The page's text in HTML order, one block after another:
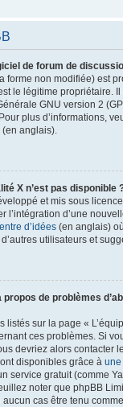
de forum de
forme non modifiée) est
le légitime propriétaire.
GNU version 2
plus d’informations,
(en anglais).
X n’est pas disponible
et mis sous
l’intégration d’une
d’idées (en anglais)
utilisateurs et
de problèmes
listés sur la page «
ces problèmes. Si
devriez alors contacter
disponibles grâce à une
service gratuit (comme
noter que phpBB
cas être tenu